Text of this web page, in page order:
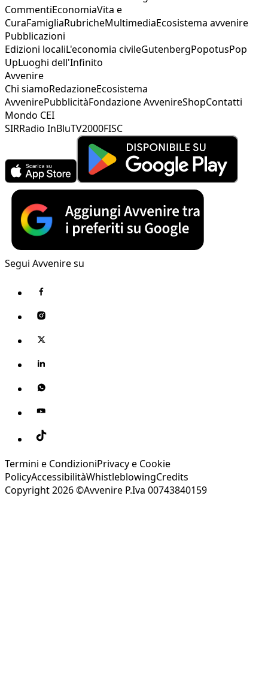
CommentiEconomiaVita e
CuraFamigliaRubricheMultimediaEcosistema avvenire
Pubblicazioni
Edizioni localiL'economia civileGutenbergPopotusPop
UpLuoghi dell'Infinito
Avvenire
Chi siamoRedazioneEcosistema
AvvenirePubblicitàFondazione AvvenireShopContatti
Mondo CEI
SIRRadio InBluTV2000FISC
Segui Avvenire su
Termini e CondizioniPrivacy e Cookie
PolicyAccessibilitàWhistleblowingCredits
Copyright 2026 ©Avvenire P.Iva 00743840159